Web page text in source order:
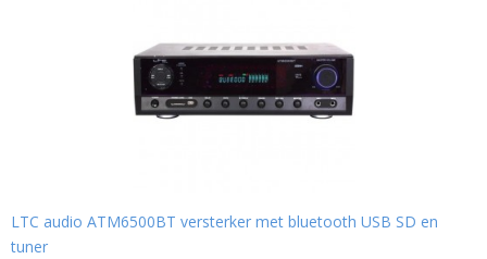
LTC audio ATM6500BT versterker met bluetooth USB SD en
tuner